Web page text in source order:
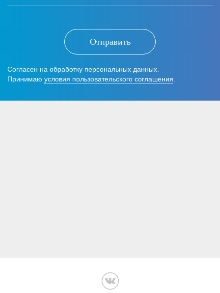
Отправить
Согласен на обработку персональных данных.
Принимаю условия пользовательского соглашения